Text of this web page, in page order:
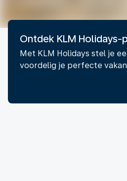
Ontdek KLM Holidays-
Met KLM Holidays stel je
voordelig je perfecte